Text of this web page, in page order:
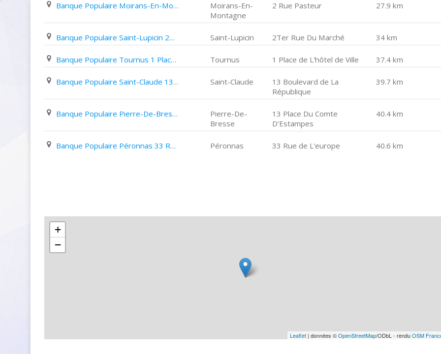
Banque Populaire Moirans-En-Montagne 2 Rue Pasteur
Moirans-En-
Montagne
2 Rue Pasteur 27.9 km
Banque Populaire Saint-Lupicin 2Ter Rue Du Marché Saint-Lupicin 2Ter Rue Du Marché 34 km
Banque Populaire Tournus 1 Place de L'hôtel de Ville Tournus 1 Place de L'hôtel de Ville 37.4 km
Banque Populaire Saint-Claude 13 Boulevard de La République Saint-Claude
13 Boulevard de La
République
39.7 km
Banque Populaire Pierre-De-Bresse 13 Place Du Comte D’Estampes
Pierre-De-
Bresse
13 Place Du Comte
D’Estampes
40.4 km
Banque Populaire Péronnas 33 Rue de L'europe Péronnas 33 Rue de L'europe 40.6 km
+
−
Leaflet| données ©OpenStreetMap/ODbL - renduOSM